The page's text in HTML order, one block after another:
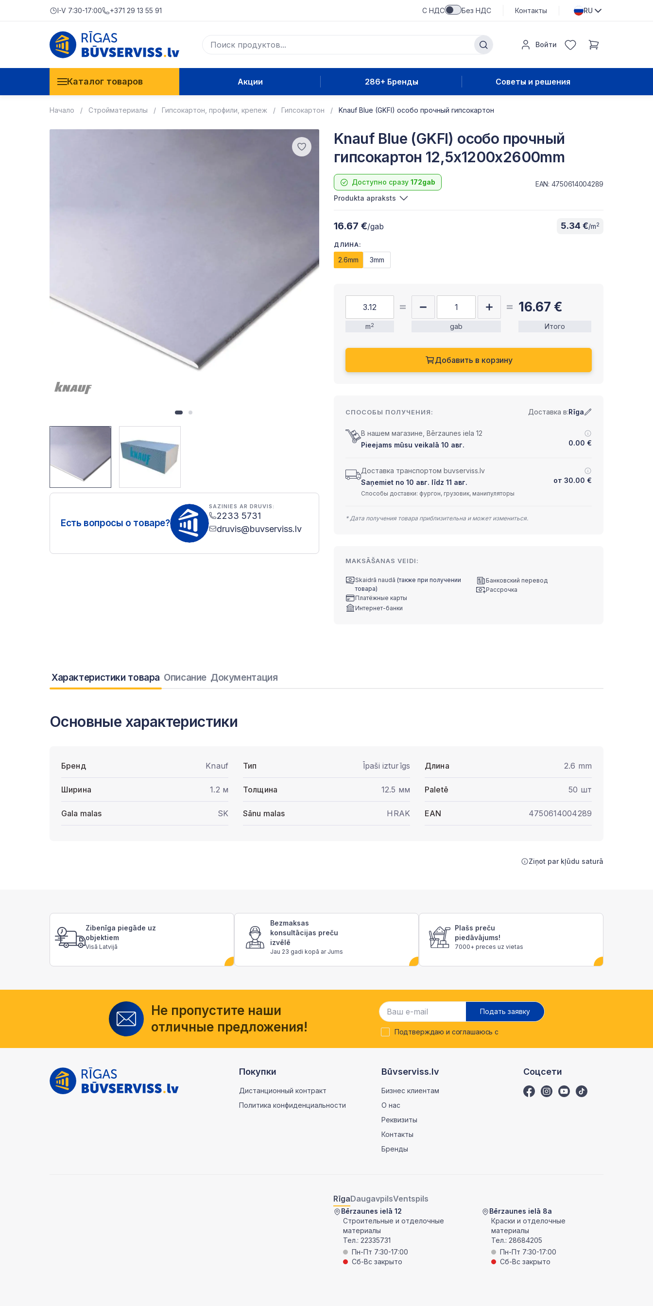
I-V 7:30-17:00 +371 29 13 55 91 С НДС Без НДС Контакты RU
Войти
Каталог товаров Акции 286+ Бренды Советы и решения
Начало Стройматериалы Гипсокартон, профили, крепеж Гипсокартон Knauf Blue (GKFI) особо прочный гипсокартон
Есть вопросы о товаре?
SAZINIES AR DRUVIS:
2233 5731
druvis@buvserviss.lv
Knauf Blue (GKFI) особо прочный
гипсокартон 12,5x1200x2600mm
Доступно сразу 172gab
EAN: 4750614004289
Produkta apraksts
16.67 €/gab 5.34 €/m2
ДЛИНА:
2.6mm 3mm
m2 gab
16.67 €
Итого
Добавить в корзину
СПОСОБЫ ПОЛУЧЕНИЯ: Доставка в:Rīga
В нашем магазине, Bērzaunes iela 12
Pieejams mūsu veikalā 10 авг.
0.00 €
Доставка транспортом buvserviss.lv
Saņemiet no 10 авг. līdz 11 авг.
от 30.00 €
Способы доставки: фургон, грузовик, манипуляторы
* Дата получения товара приблизительна и может измениться.
MAKSĀŠANAS VEIDI:
Skaidrā naudā (также при получении
товара)
Платёжные карты
Интернет-банки
Банковский перевод
Рассрочка
Характеристики товара Описание Документация
Основные характеристики
Бренд Knauf Тип Īpaši izturīgs Длина 2.6 mm
Ширина 1.2 м Толщина 12.5 мм Paletē 50 шт
Gala malas SK Sānu malas HRAK EAN 4750614004289
Ziņot par kļūdu saturā
Zibenīga piegāde uz
objektiem
Visā Latvijā
Bezmaksas
konsultācijas preču
izvēlē
Jau 23 gadi kopā ar Jums
Plašs preču
piedāvājums!
7000+ preces uz vietas
Не пропустите наши
отличные предложения!
Подать заявку
Подтверждаю и соглашаюсь с
Покупки
Дистанционный контракт
Политика конфиденциальности
Būvserviss.lv
Бизнес клиентам
О нас
Реквизиты
Контакты
Бренды
Соцсети
RīgaDaugavpilsVentspils
Bērzaunes ielā 12
Строительные и отделочные
материалы
Тел.: 22335731
Пн-Пт 7:30-17:00
Сб-Вс закрыто
Bērzaunes ielā 8a
Краски и отделочные
материалы
Тел.: 28684205
Пн-Пт 7:30-17:00
Сб-Вс закрыто